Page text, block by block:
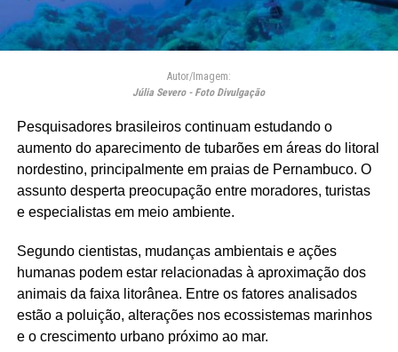
Autor/Imagem:
Júlia Severo - Foto Divulgação
Pesquisadores brasileiros continuam estudando o
aumento do aparecimento de tubarões em áreas do litoral
nordestino, principalmente em praias de Pernambuco. O
assunto desperta preocupação entre moradores, turistas
e especialistas em meio ambiente.
Segundo cientistas, mudanças ambientais e ações
humanas podem estar relacionadas à aproximação dos
animais da faixa litorânea. Entre os fatores analisados
estão a poluição, alterações nos ecossistemas marinhos
e o crescimento urbano próximo ao mar.